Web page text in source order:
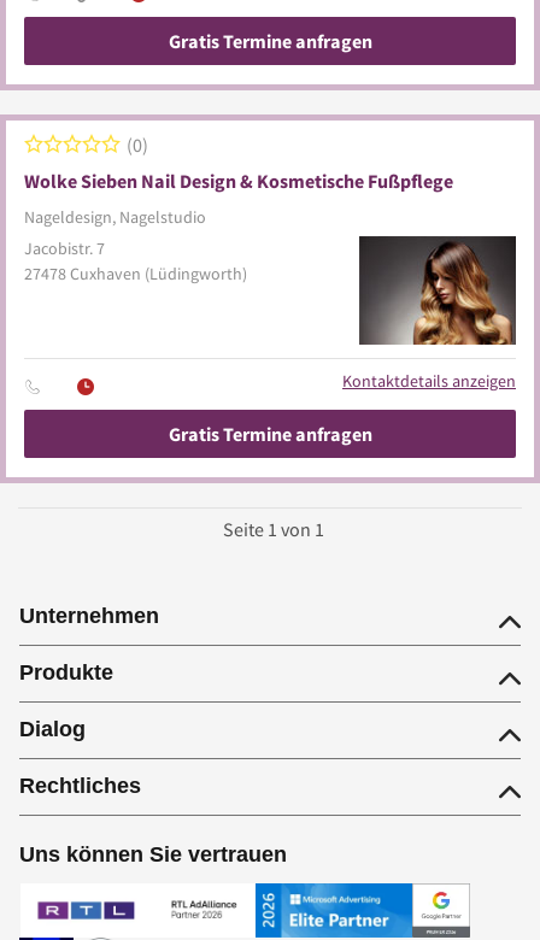
Gratis Termine anfragen
Wolke Sieben Nail Design & Kosmetische Fußpflege
Nageldesign, Nagelstudio
0
Jacobistr. 7
27478Cuxhaven (Lüdingworth)
Kontaktdetails anzeigen
Gratis Termine anfragen
Seite 1 von 1
Unternehmen
Produkte
Dialog
Rechtliches
Uns können Sie vertrauen